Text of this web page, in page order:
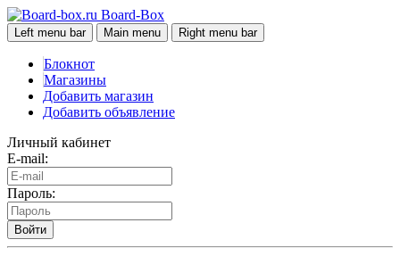
Board-Box
Left menu bar Main menu Right menu bar
Блокнот
Магазины
Добавить магазин
Добавить объявление
Личный кабинет
E-mail:
Пароль:
Войти